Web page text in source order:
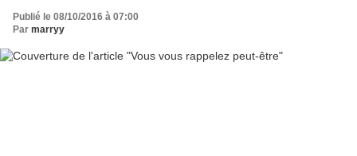
Publié le 08/10/2016 à 07:00
Par marryy